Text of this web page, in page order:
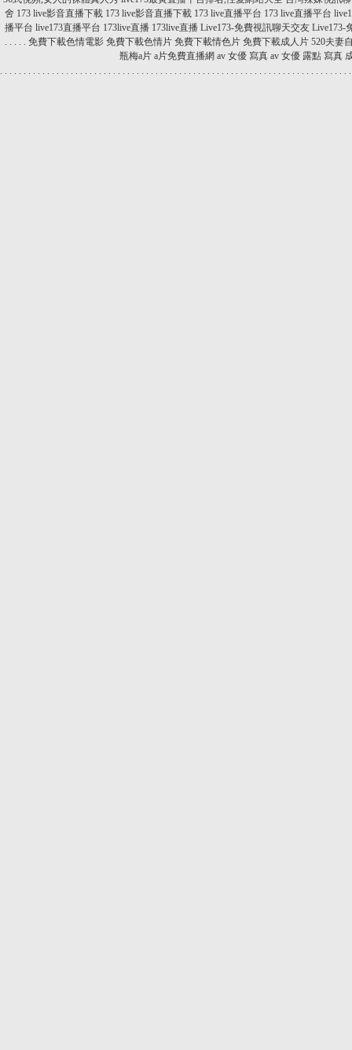
舍 173 live影音直播下載 173 live影音直播下載 173 live直播平台 173 live直播平台
播平台 live173直播平台 173live直播 173live直播 Live173-免費視訊聊天交友 Live173-
. . . . . 免費下載色情電影 免費下載色情片 免費下載情色片 免費下載成人片 520夫妻
瓶梅a片 a片免費直播網 av 女優 寫真 av 女優 露點 寫真
. . . . . . . . . . . . . . . . . . . . . . . . . . . . . . . . . . . . . . . . . . . . . . . . . . . . . . . . . . . . . . . . . . . . . . . . . . .